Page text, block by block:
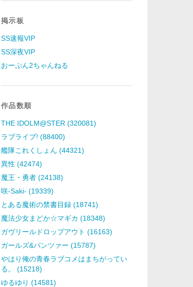
掲示板
SS速報VIP
SS深夜VIP
おーぷん2ちゃんねる
作品数順
THE IDOLM@STER (320081)
ラブライブ! (88400)
艦隊これくしょん (44321)
異性 (42474)
魔王・勇者 (24138)
咲-Saki- (19339)
とある魔術の禁書目録 (18741)
魔法少女まどか☆マギカ (18348)
ガヴリールドロップアウト (16163)
ガールズ&パンツァー (15787)
やはり俺の青春ラブコメはまちがってい
る。 (15218)
ゆるゆり (14581)